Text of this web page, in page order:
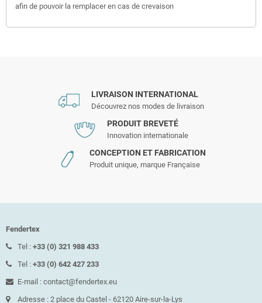
afin de pouvoir la remplacer en cas de crevaison
LIVRAISON INTERNATIONAL
Découvrez nos modes de livraison
PRODUIT BREVETÉ
Innovation internationale
CONCEPTION ET FABRICATION
Produit unique, marque Française
Fendertex
Tel : +33 (0) 321 988 433
Tel : +33 (0) 642 427 233
E-mail : contact@fendertex.eu
Adresse : 2 place du Castel - 62120 Aire-sur-la-Lys